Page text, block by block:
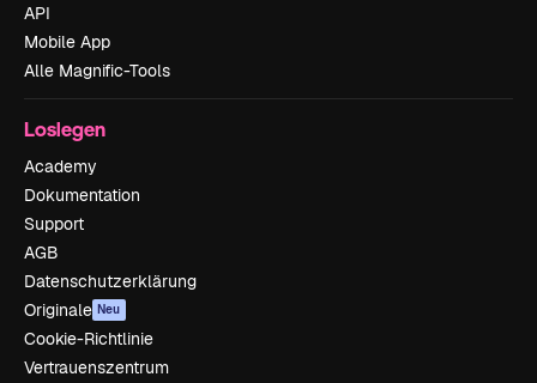
API
Mobile App
Alle Magnific-Tools
Loslegen
Academy
Dokumentation
Support
AGB
Datenschutzerklärung
Originale Neu
Cookie-Richtlinie
Vertrauenszentrum